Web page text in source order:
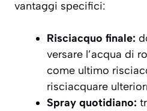
vantaggi specifici:
Risciacquo finale:
versare l’acqua di
come ultimo
risciacquare
Spray quotidiano: